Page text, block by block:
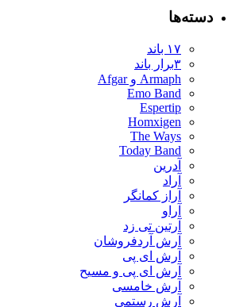
دسته‌ها
۱۷ باند
۳برار باند
Armaph و Afgar
Emo Band
Espertip
Homxigen
The Ways
Today Band
آدرین
آراد
آراز کمانگر
آراو
آرتین تی زد
آرش آردفروشان
آرش ای پی
آرش ای پی و مسیح
آرش خامسی
آرش رستمی